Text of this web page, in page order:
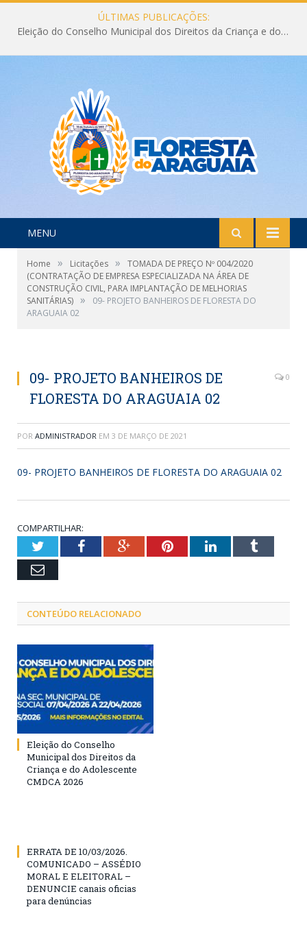
ÚLTIMAS PUBLICAÇÕES:
Eleição do Conselho Municipal dos Direitos da Criança e do Adolescente CMDCA 2026
MENU
Home » Licitações »
TOMADA DE PREÇO Nº 004/2020
(CONTRATAÇÃO DE EMPRESA ESPECIALIZADA NA ÁREA DE
CONSTRUÇÃO CIVIL, PARA IMPLANTAÇÃO DE MELHORIAS
SANITÁRIAS) »
09- PROJETO BANHEIROS DE FLORESTA DO
ARAGUAIA 02
09- PROJETO BANHEIROS DE
FLORESTA DO ARAGUAIA 02
0
POR ADMINISTRADOR EM 3 DE MARÇO DE 2021
09- PROJETO BANHEIROS DE FLORESTA DO ARAGUAIA 02
COMPARTILHAR:
TwitterFacebookGoogle+PinterestLinkedInTumblr
Email
CONTEÚDO RELACIONADO
Eleição do Conselho
Municipal dos Direitos da
Criança e do Adolescente
CMDCA 2026
ERRATA DE 10/03/2026.
COMUNICADO – ASSÉDIO
MORAL E ELEITORAL –
DENUNCIE canais oficias
para denúncias